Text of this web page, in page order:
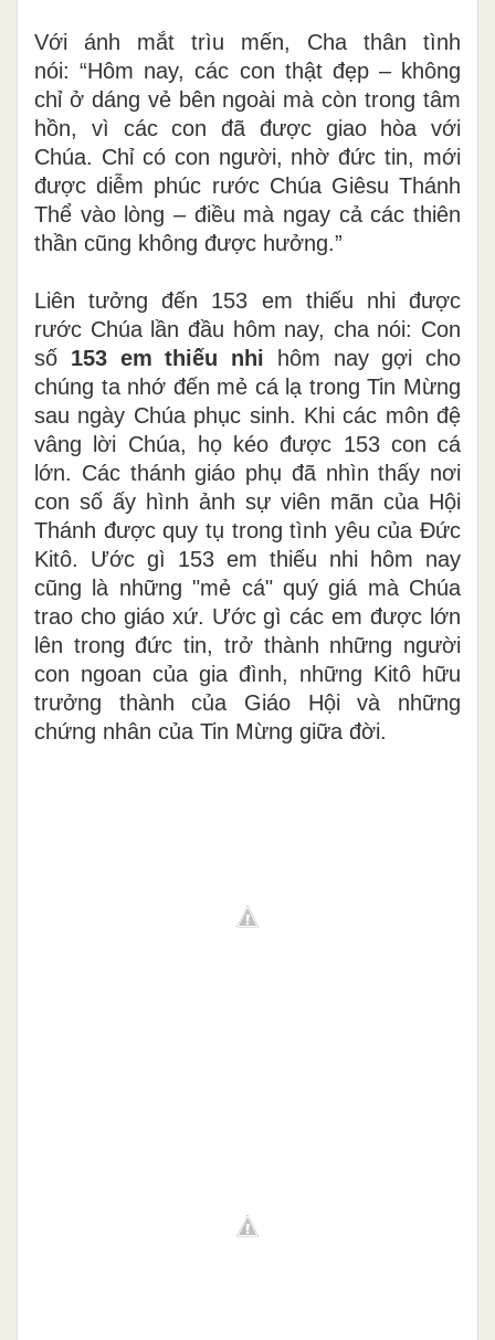
Với ánh mắt trìu mến, Cha thân tình
nói: “Hôm nay, các con thật đẹp – không
chỉ ở dáng vẻ bên ngoài mà còn trong tâm
hồn, vì các con đã được giao hòa với
Chúa. Chỉ có con người, nhờ đức tin, mới
được diễm phúc rước Chúa Giêsu Thánh
Thể vào lòng – điều mà ngay cả các thiên
thần cũng không được hưởng.”
Liên tưởng đến 153 em thiếu nhi được
rước Chúa lần đầu hôm nay, cha nói: Con
số 153 em thiếu nhi hôm nay gợi cho
chúng ta nhớ đến mẻ cá lạ trong Tin Mừng
sau ngày Chúa phục sinh. Khi các môn đệ
vâng lời Chúa, họ kéo được 153 con cá
lớn. Các thánh giáo phụ đã nhìn thấy nơi
con số ấy hình ảnh sự viên mãn của Hội
Thánh được quy tụ trong tình yêu của Đức
Kitô. Ước gì 153 em thiếu nhi hôm nay
cũng là những "mẻ cá" quý giá mà Chúa
trao cho giáo xứ. Ước gì các em được lớn
lên trong đức tin, trở thành những người
con ngoan của gia đình, những Kitô hữu
trưởng thành của Giáo Hội và những
chứng nhân của Tin Mừng giữa đời.